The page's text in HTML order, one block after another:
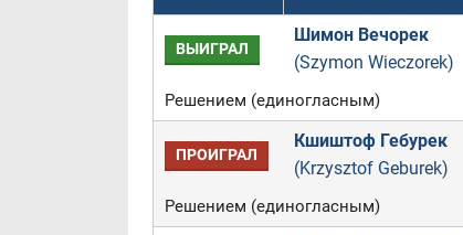
ВЫИГРАЛ
Шимон Вечорек
(Szymon Wieczorek)
Решением (единогласным)
ПРОИГРАЛ
Кшиштоф Гебурек
(Krzysztof Geburek)
Решением (единогласным)